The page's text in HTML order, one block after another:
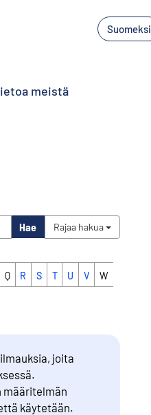
Suomeksi
meistä
Hae Rajaa hakua
Q R S T U V W
joita
määritelmän
käytetään.